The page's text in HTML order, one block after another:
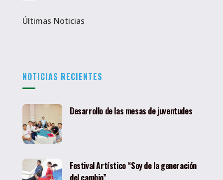
Últimas Noticias
NOTICIAS RECIENTES
Desarrollo de las mesas de juventudes
Festival Artístico “Soy de la generación
del cambio”